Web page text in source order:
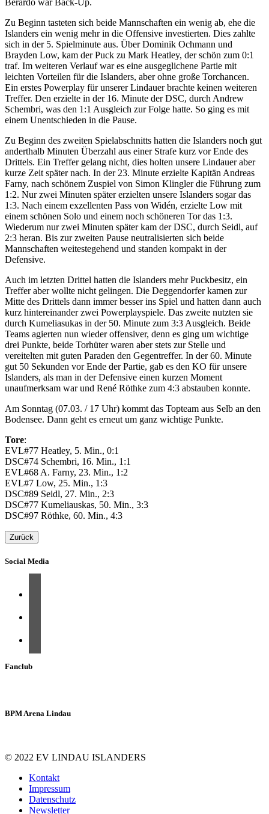
Berardo war Back-Up.
Zu Beginn tasteten sich beide Mannschaften ein wenig ab, ehe die
Islanders ein wenig mehr in die Offensive investierten. Dies zahlte
sich in der 5. Spielminute aus. Über Dominik Ochmann und
Brayden Low, kam der Puck zu Mark Heatley, der schön zum 0:1
traf. Im weiteren Verlauf war es eine ausgeglichene Partie mit
leichten Vorteilen für die Islanders, aber ohne große Torchancen.
Ein erstes Powerplay für unserer Lindauer brachte keinen weiteren
Treffer. Den erzielte in der 16. Minute der DSC, durch Andrew
Schembri, was den 1:1 Ausgleich zur Folge hatte. So ging es mit
einem Unentschieden in die Pause.
Zu Beginn des zweiten Spielabschnitts hatten die Islanders noch gut
anderthalb Minuten Überzahl aus einer Strafe kurz vor Ende des
Drittels. Ein Treffer gelang nicht, dies holten unsere Lindauer aber
kurze Zeit später nach. In der 23. Minute erzielte Kapitän Andreas
Farny, nach schönem Zuspiel von Simon Klingler die Führung zum
1:2. Nur zwei Minuten später erzielten unsere Islanders sogar das
1:3. Nach einem exzellenten Pass von Widén, erzielte Low mit
einem schönen Solo und einem noch schöneren Tor das 1:3.
Wiederum nur zwei Minuten später kam der DSC, durch Seidl, auf
2:3 heran. Bis zur zweiten Pause neutralisierten sich beide
Mannschaften weitestegehend und standen kompakt in der
Defensive.
Auch im letzten Drittel hatten die Islanders mehr Puckbesitz, ein
Treffer aber wollte nicht gelingen. Die Deggendorfer kamen zur
Mitte des Drittels dann immer besser ins Spiel und hatten dann auch
kurz hintereinander zwei Powerplayspiele. Das zweite nutzten sie
durch Kumeliasukas in der 50. Minute zum 3:3 Ausgleich. Beide
Teams agierten nun wieder offensiver, denn es ging um wichtige
drei Punkte, beide Torhüter waren aber stets zur Stelle und
vereitelten mit guten Paraden den Gegentreffer. In der 60. Minute
gut 50 Sekunden vor Ende der Partie, gab es den KO für unsere
Islanders, als man in der Defensive einen kurzen Moment
unaufmerksam war und René Röthke zum 4:3 abstauben konnte.
Am Sonntag (07.03. / 17 Uhr) kommt das Topteam aus Selb an den
Bodensee. Dann geht es erneut um ganz wichtige Punkte.
Tore:
EVL#77 Heatley, 5. Min., 0:1
DSC#74 Schembri, 16. Min., 1:1
EVL#68 A. Farny, 23. Min., 1:2
EVL#7 Low, 25. Min., 1:3
DSC#89 Seidl, 27. Min., 2:3
DSC#77 Kumeliauskas, 50. Min., 3:3
DSC#97 Röthke, 60. Min., 4:3
Zurück
Social Media
Fanclub
BPM Arena Lindau
© 2022 EV LINDAU ISLANDERS
Kontakt
Impressum
Datenschutz
Newsletter